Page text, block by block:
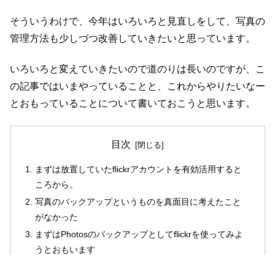
そういうわけで、今年はいろいろと見直しをして、写真の
管理方法も少しづつ改善していきたいと思っています。
いろいろと変えていきたいので道のりは長いのですが、こ
の記事ではいまやっていることと、これからやりたいなー
とおもっていることについて書いておこうと思います。
目次
まずは放置していたflickrアカウントを有効活用すると
ころから。
写真のバックアップというものを真面目に考えたこと
がなかった
まずはPhotosのバックアップとしてflickrを使ってみよ
うとおもいます